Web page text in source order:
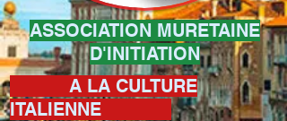
ASSOCIATION MURETAINE
D'INITIATION
A LA CULTURE
ITALIENNE